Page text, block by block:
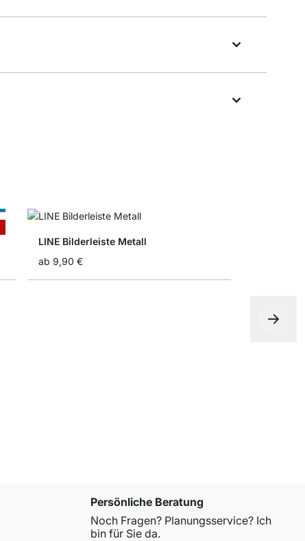
LINE Bilderleiste Metall
ab 9,90 €
Persönliche Beratung
Noch Fragen? Planungsservice? Ich
bin für Sie da.